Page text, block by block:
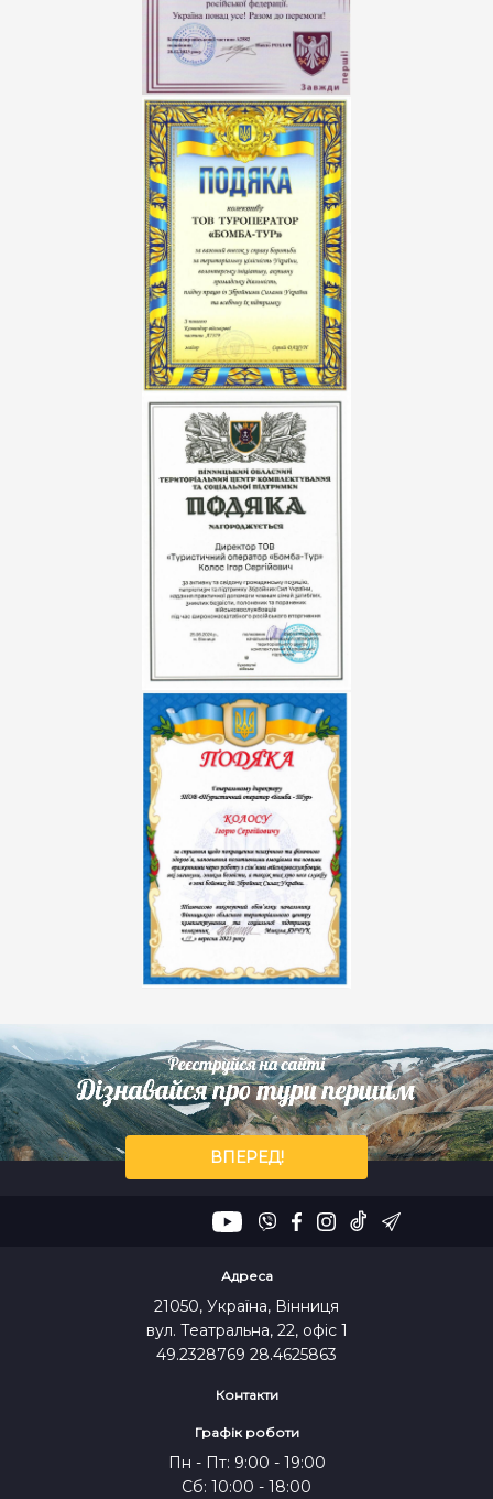
ВПЕРЕД!
Адреса
21050, Україна, Вінниця
вул. Театральна, 22, офіс 1
49.2328769 28.4625863
Контакти
Графік роботи
Пн - Пт: 9:00 - 19:00
Сб: 10:00 - 18:00